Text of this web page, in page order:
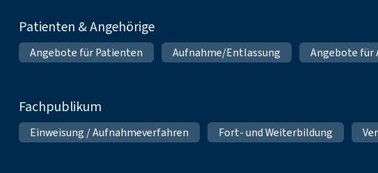
Patienten & Angehörige
Angebote für Patienten Aufnahme/Entlassung Angebote für
Fachpublikum
Einweisung / Aufnahmeverfahren Fort- und Weiterbildung